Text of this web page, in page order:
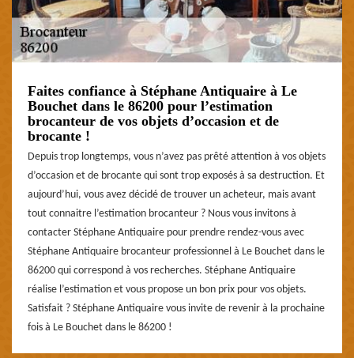
Faites confiance à Stéphane Antiquaire à Le
Bouchet dans le 86200 pour l’estimation
brocanteur de vos objets d’occasion et de
brocante !
Depuis trop longtemps, vous n’avez pas prêté attention à vos objets
d’occasion et de brocante qui sont trop exposés à sa destruction. Et
aujourd’hui, vous avez décidé de trouver un acheteur, mais avant
tout connaitre l’estimation brocanteur ? Nous vous invitons à
contacter Stéphane Antiquaire pour prendre rendez-vous avec
Stéphane Antiquaire brocanteur professionnel à Le Bouchet dans le
86200 qui correspond à vos recherches. Stéphane Antiquaire
réalise l’estimation et vous propose un bon prix pour vos objets.
Satisfait ? Stéphane Antiquaire vous invite de revenir à la prochaine
fois à Le Bouchet dans le 86200 !